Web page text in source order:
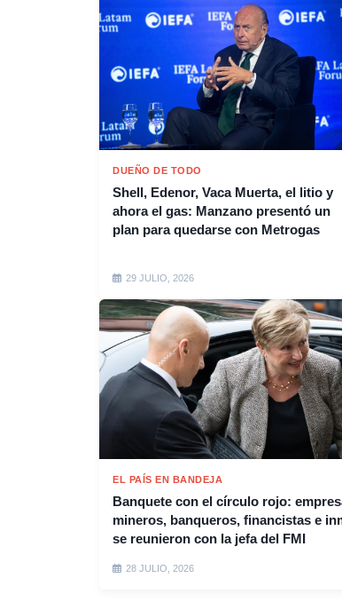
DUEÑO DE TODO
Shell, Edenor, Vaca Muerta, el litio y
ahora el gas: Manzano presentó un
plan para quedarse con Metrogas
29 JULIO, 2026
EL PAÍS EN BANDEJA
Banquete con el círculo rojo:
mineros, banqueros, financistas e
se reunieron con la jefa del FMI
28 JULIO, 2026